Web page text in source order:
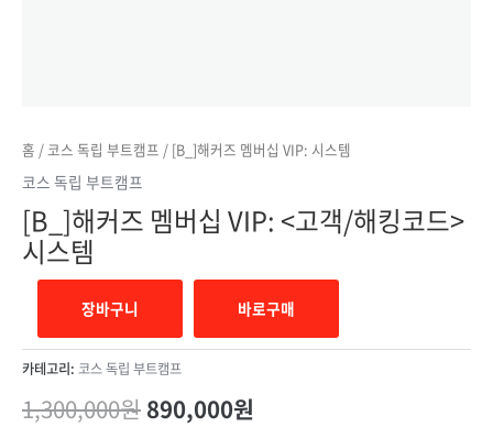
홈 / 코스 독립 부트캠프 / [B_]해커즈 멤버십 VIP: 시스템
코스 독립 부트캠프
[B_]해커즈 멤버십 VIP: <고객/해킹코드>
시스템
장바구니 바로구매
카테고리: 코스 독립 부트캠프
1,300,000원890,000원